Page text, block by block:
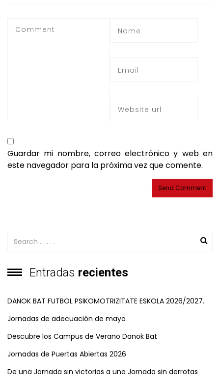
Guardar mi nombre, correo electrónico y web en
este navegador para la próxima vez que comente.
Entradas recientes
DANOK BAT FUTBOL PSIKOMOTRIZITATE ESKOLA 2026/2027.
Jornadas de adecuación de mayo
Descubre los Campus de Verano Danok Bat
Jornadas de Puertas Abiertas 2026
De una Jornada sin victorias a una Jornada sin derrotas